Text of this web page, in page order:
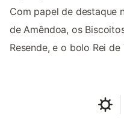
Com papel de destaque
de Amêndoa, os
Resende, e o bolo Rei